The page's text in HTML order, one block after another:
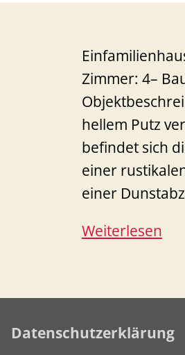
Zimmer: 4–
hellem Putz
befindet sich
einer
einer
Weiterlesen
Datenschutzerklärung